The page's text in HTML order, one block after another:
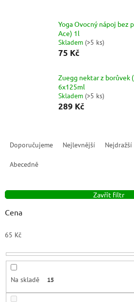
Yoga Ovocný nápoj bez
Ace) 1l
Skladem (>5 ks)
75 Kč
Zuegg nektar z
6x125ml
Skladem (>5 ks)
289 Kč
p
r
o
d
u
k
t
Doporučujeme Nejlevnější Nejdražší
Abecedně
Zavřít filtr
Cena
65 Kč
Na skladě 15